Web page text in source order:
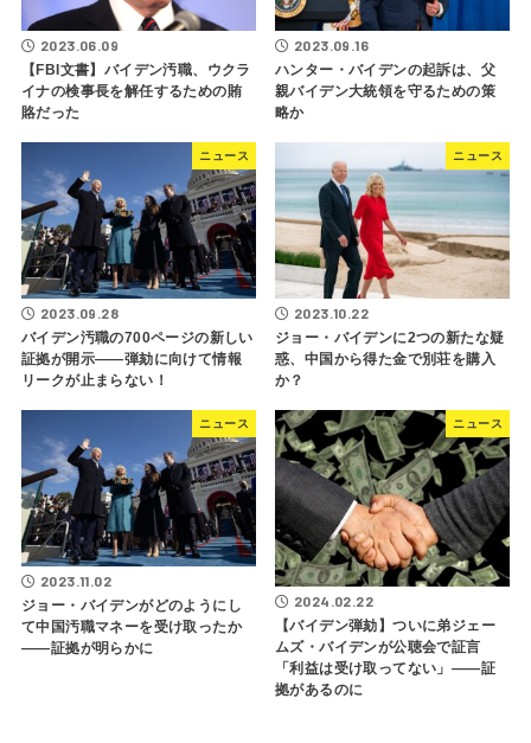
2023.06.09
【FBI文書】バイデン汚職、ウクラ
イナの検事長を解任するための賄
賂だった
2023.09.16
ハンター・バイデンの起訴は、父
親バイデン大統領を守るための策
略か
ニュース
2023.09.28
バイデン汚職の700ページの新しい
証拠が開示――弾劾に向けて情報
リークが止まらない！
ニュース
2023.10.22
ジョー・バイデンに2つの新たな疑
惑、中国から得た金で別荘を購入
か？
ニュース
2023.11.02
ジョー・バイデンがどのようにし
て中国汚職マネーを受け取ったか
――証拠が明らかに
ニュース
2024.02.22
【バイデン弾劾】ついに弟ジェー
ムズ・バイデンが公聴会で証言
「利益は受け取ってない」――証
拠があるのに